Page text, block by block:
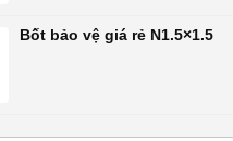
Bốt bảo vệ giá rẻ N1.5×1.5